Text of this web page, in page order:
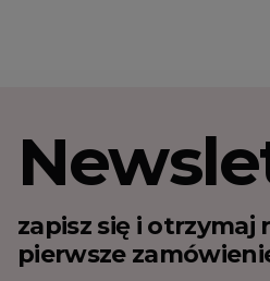
zapisz się i otrzymaj
pierwsze